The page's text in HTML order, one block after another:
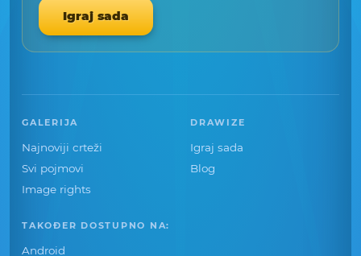
Igraj sada
GALERIJA
Najnoviji crteži
Svi pojmovi
Image rights
DRAWIZE
Igraj sada
Blog
TAKOĐER DOSTUPNO NA:
Android